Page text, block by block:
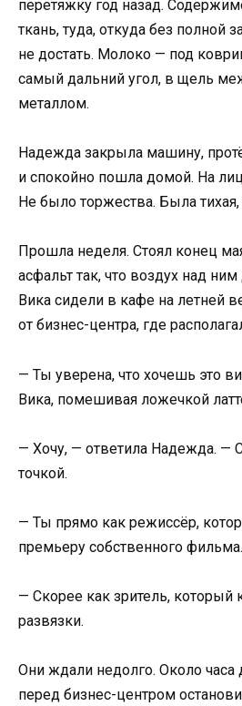
перетяжку год назад.
ткань, туда, откуда без полной
не достать. Молоко — под
самый дальний угол, в щель
металлом.
Надежда закрыла машину,
и спокойно пошла домой. На
Не было торжества. Была
Прошла неделя. Стоял конец
асфальт так, что воздух над
Вика сидели в кафе на летней
от бизнес-центра, где
— Ты уверена, что хочешь это
Вика, помешивая ложечкой
— Хочу, — ответила Надежда. —
точкой.
— Ты прямо как режиссёр,
премьеру собственного фильма.
— Скорее как зритель, который
развязки.
Они ждали недолго. Около часа
перед бизнес-центром